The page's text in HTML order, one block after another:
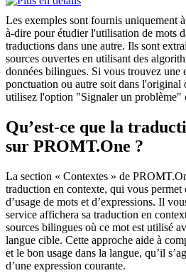
Les exemples sont fournis uniquement
à-dire pour étudier l'utilisation de mots
traductions dans une autre. Ils sont
sources ouvertes en utilisant des
données bilingues. Si vous trouvez une
ponctuation ou autre soit dans l'original
utilisez l'option "Signaler un problème"
Qu’est-ce que la
sur PROMT.One ?
La section « Contextes » de
traduction en contexte, qui vous
d’usage de mots et d’expressions. Il
service affichera sa traduction en
sources bilingues où ce mot est utilisé
langue cible. Cette approche aide à
et le bon usage dans la langue, qu’il
d’une expression courante.